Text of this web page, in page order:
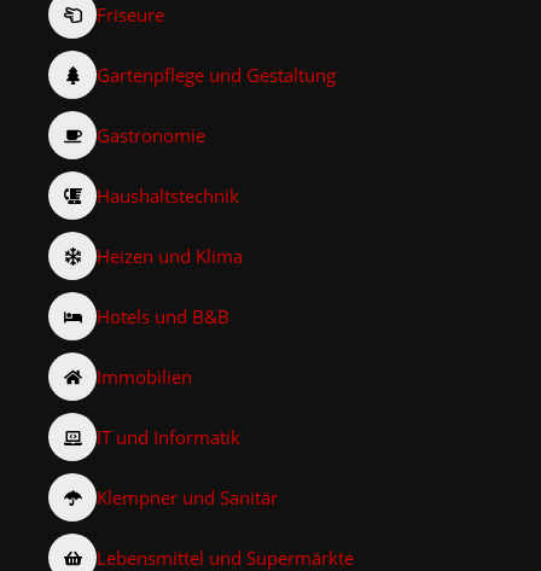
Friseure
Gartenpflege und Gestaltung
Gastronomie
Haushaltstechnik
Heizen und Klima
Hotels und B&B
Immobilien
IT und Informatik
Klempner und Sanitär
Lebensmittel und Supermärkte